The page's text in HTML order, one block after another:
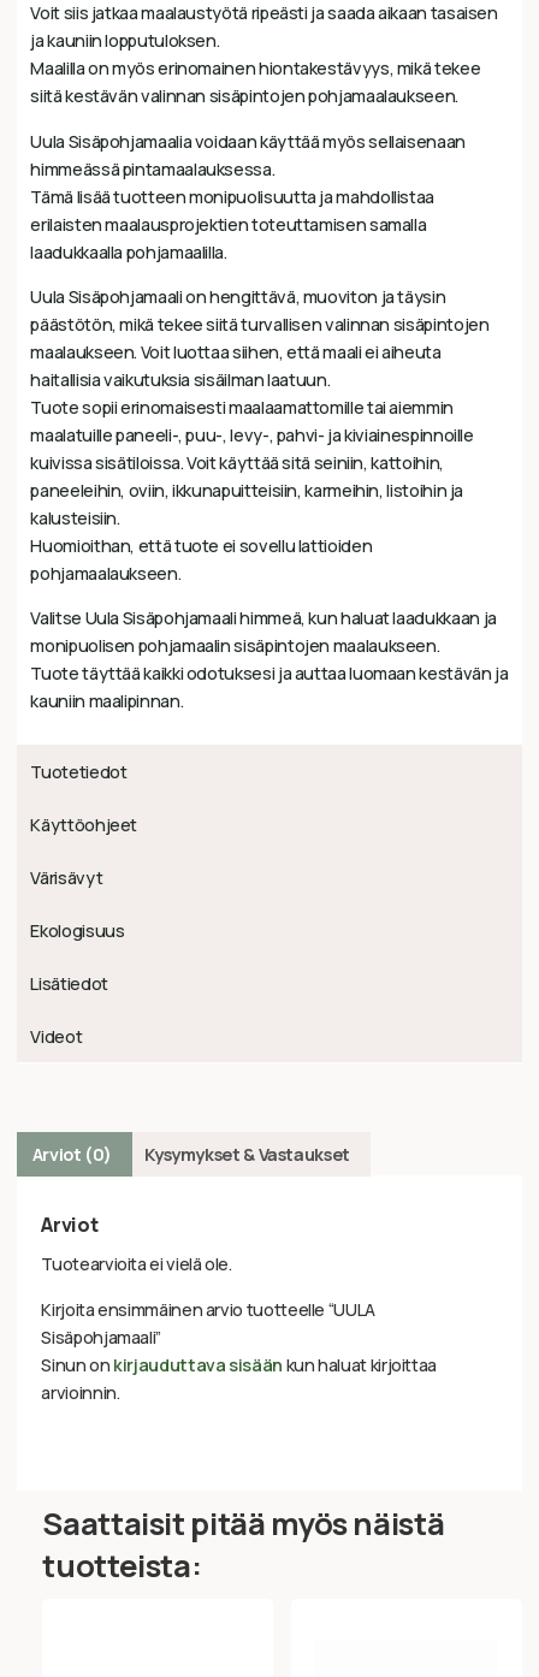
Voit siis jatkaa maalaustyötä ripeästi ja saada aikaan tasaisen
ja kauniin lopputuloksen.
Maalilla on myös erinomainen hiontakestävyys, mikä tekee
siitä kestävän valinnan sisäpintojen pohjamaalaukseen.
Uula Sisäpohjamaalia voidaan käyttää myös sellaisenaan
himmeässä pintamaalauksessa.
Tämä lisää tuotteen monipuolisuutta ja mahdollistaa
erilaisten maalausprojektien toteuttamisen samalla
laadukkaalla pohjamaalilla.
Uula Sisäpohjamaali on hengittävä, muoviton ja täysin
päästötön, mikä tekee siitä turvallisen valinnan sisäpintojen
maalaukseen. Voit luottaa siihen, että maali ei aiheuta
haitallisia vaikutuksia sisäilman laatuun.
Tuote sopii erinomaisesti maalaamattomille tai aiemmin
maalatuille paneeli-, puu-, levy-, pahvi- ja kiviainespinnoille
kuivissa sisätiloissa. Voit käyttää sitä seiniin, kattoihin,
paneeleihin, oviin, ikkunapuitteisiin, karmeihin, listoihin ja
kalusteisiin.
Huomioithan, että tuote ei sovellu lattioiden
pohjamaalaukseen.
Valitse Uula Sisäpohjamaali himmeä, kun haluat laadukkaan ja
monipuolisen pohjamaalin sisäpintojen maalaukseen.
Tuote täyttää kaikki odotuksesi ja auttaa luomaan kestävän ja
kauniin maalipinnan.
Tuotetiedot
Käyttöohjeet
Värisävyt
Ekologisuus
Lisätiedot
Videot
Arviot (0) Kysymykset & Vastaukset
Arviot
Tuotearvioita ei vielä ole.
Kirjoita ensimmäinen arvio tuotteelle “UULA
Sisäpohjamaali”
Sinun on kirjauduttava sisään kun haluat kirjoittaa
arvioinnin.
Saattaisit pitää myös näistä
tuotteista: